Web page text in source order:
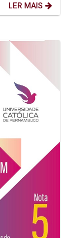
LER MAIS